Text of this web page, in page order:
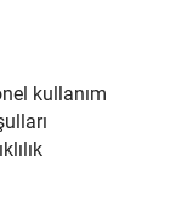
kullanım